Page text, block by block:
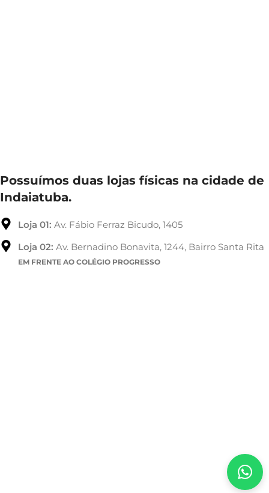
Possuímos duas lojas físicas na cidade de
Indaiatuba.
Loja 01: Av. Fábio Ferraz Bicudo, 1405
Loja 02: Av. Bernadino Bonavita, 1244, Bairro Santa Rita
EM FRENTE AO COLÉGIO PROGRESSO